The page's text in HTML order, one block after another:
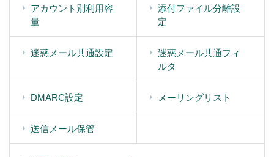
アカウント別利用容
量
添付ファイル分離設
定
迷惑メール共通設定
迷惑メール共通フィ
ルタ
DMARC設定 メーリングリスト
送信メール保管